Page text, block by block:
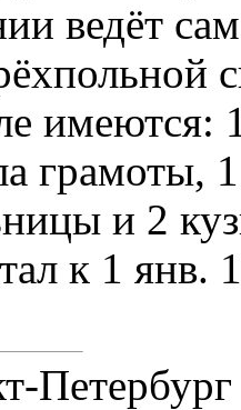
ведёт
имеются:
грамоты,
и 2
к 1 янв.
Петербург